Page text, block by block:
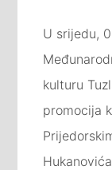
U srijedu,
kulturu
promocija